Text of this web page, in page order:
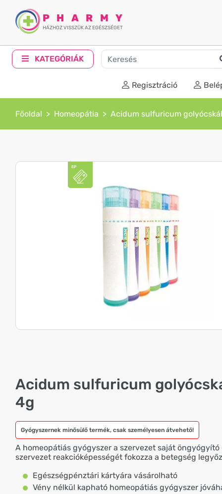
PHARMY
HÁZHOZ VISSZÜK AZ EGÉSZSÉGET
KATEGÓRIÁK
Regisztráció
Főoldal Homeopátia Acidum sulfuricum
Acidum sulfuricum
4g
Gyógyszernek minősülő termék, csak személyesen átvehető!
A homeopátiás gyógyszer a szervezet saját öngyógyító
szervezet reakcióképességét fokozza a betegség
Egészségpénztári kártyára vásárolható
Vény nélkül kapható homeopátiás gyógyszer